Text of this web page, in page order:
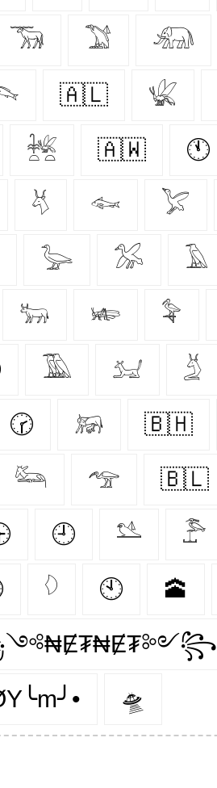
𓃞 𓅑 𓃰
🇦🇱 𓆤
𓆥 🇦🇼 🕚
𓄃 𓆜 𓅯
𓅬 𓅮 𓄿
𓃒 𓆧 𓅝
𓅀 𓃫 𓄄
🕝 𓃖 🇧🇭
𓃛 𓅠 🇧🇱
🕘 𓅎 𓅤
𓆠 🕙 🕋
🛸